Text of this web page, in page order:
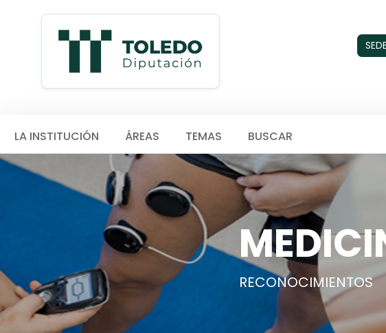
LA INSTITUCIÓN ÁREAS TEMAS BUSCAR
RECONOCIMIENTOS